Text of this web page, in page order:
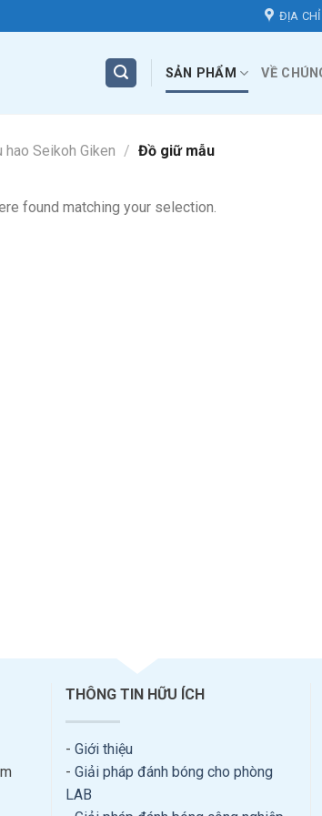
ĐỊA CHỈ
SẢN PHẨM VỀ
Seikoh Giken / Đồ giữ mẫu
found matching your selection.
THÔNG TIN HỮU ÍCH
- Giới thiệu
- Giải pháp đánh bóng cho phòng
LAB